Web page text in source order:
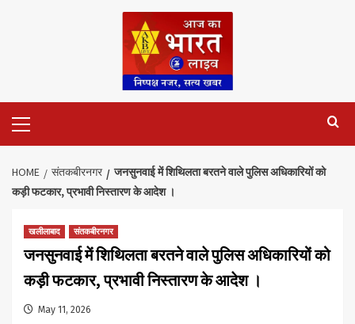
Menu
HOME संतकबीरनगर
जनसुनवाई में शिथिलता बरतने वाले पुलिस अधिकारियों को
कड़ी फटकार, प्रभावी निस्तारण के आदेश ।
खलीलाबाद संतकबीरनगर
जनसुनवाई में शिथिलता बरतने वाले पुलिस अधिकारियों को
कड़ी फटकार, प्रभावी निस्तारण के आदेश ।
May 11, 2026